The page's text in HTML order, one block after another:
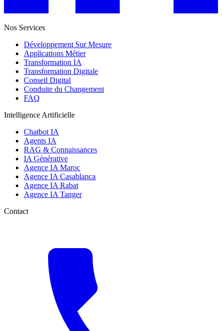
Nos Services
Développement Sur Mesure
Applications Métier
Transformation IA
Transformation Digitale
Conseil Digital
Conduite du Changement
FAQ
Intelligence Artificielle
Chatbot IA
Agents IA
RAG & Connaissances
IA Générative
Agence IA Maroc
Agence IA Casablanca
Agence IA Rabat
Agence IA Tanger
Contact